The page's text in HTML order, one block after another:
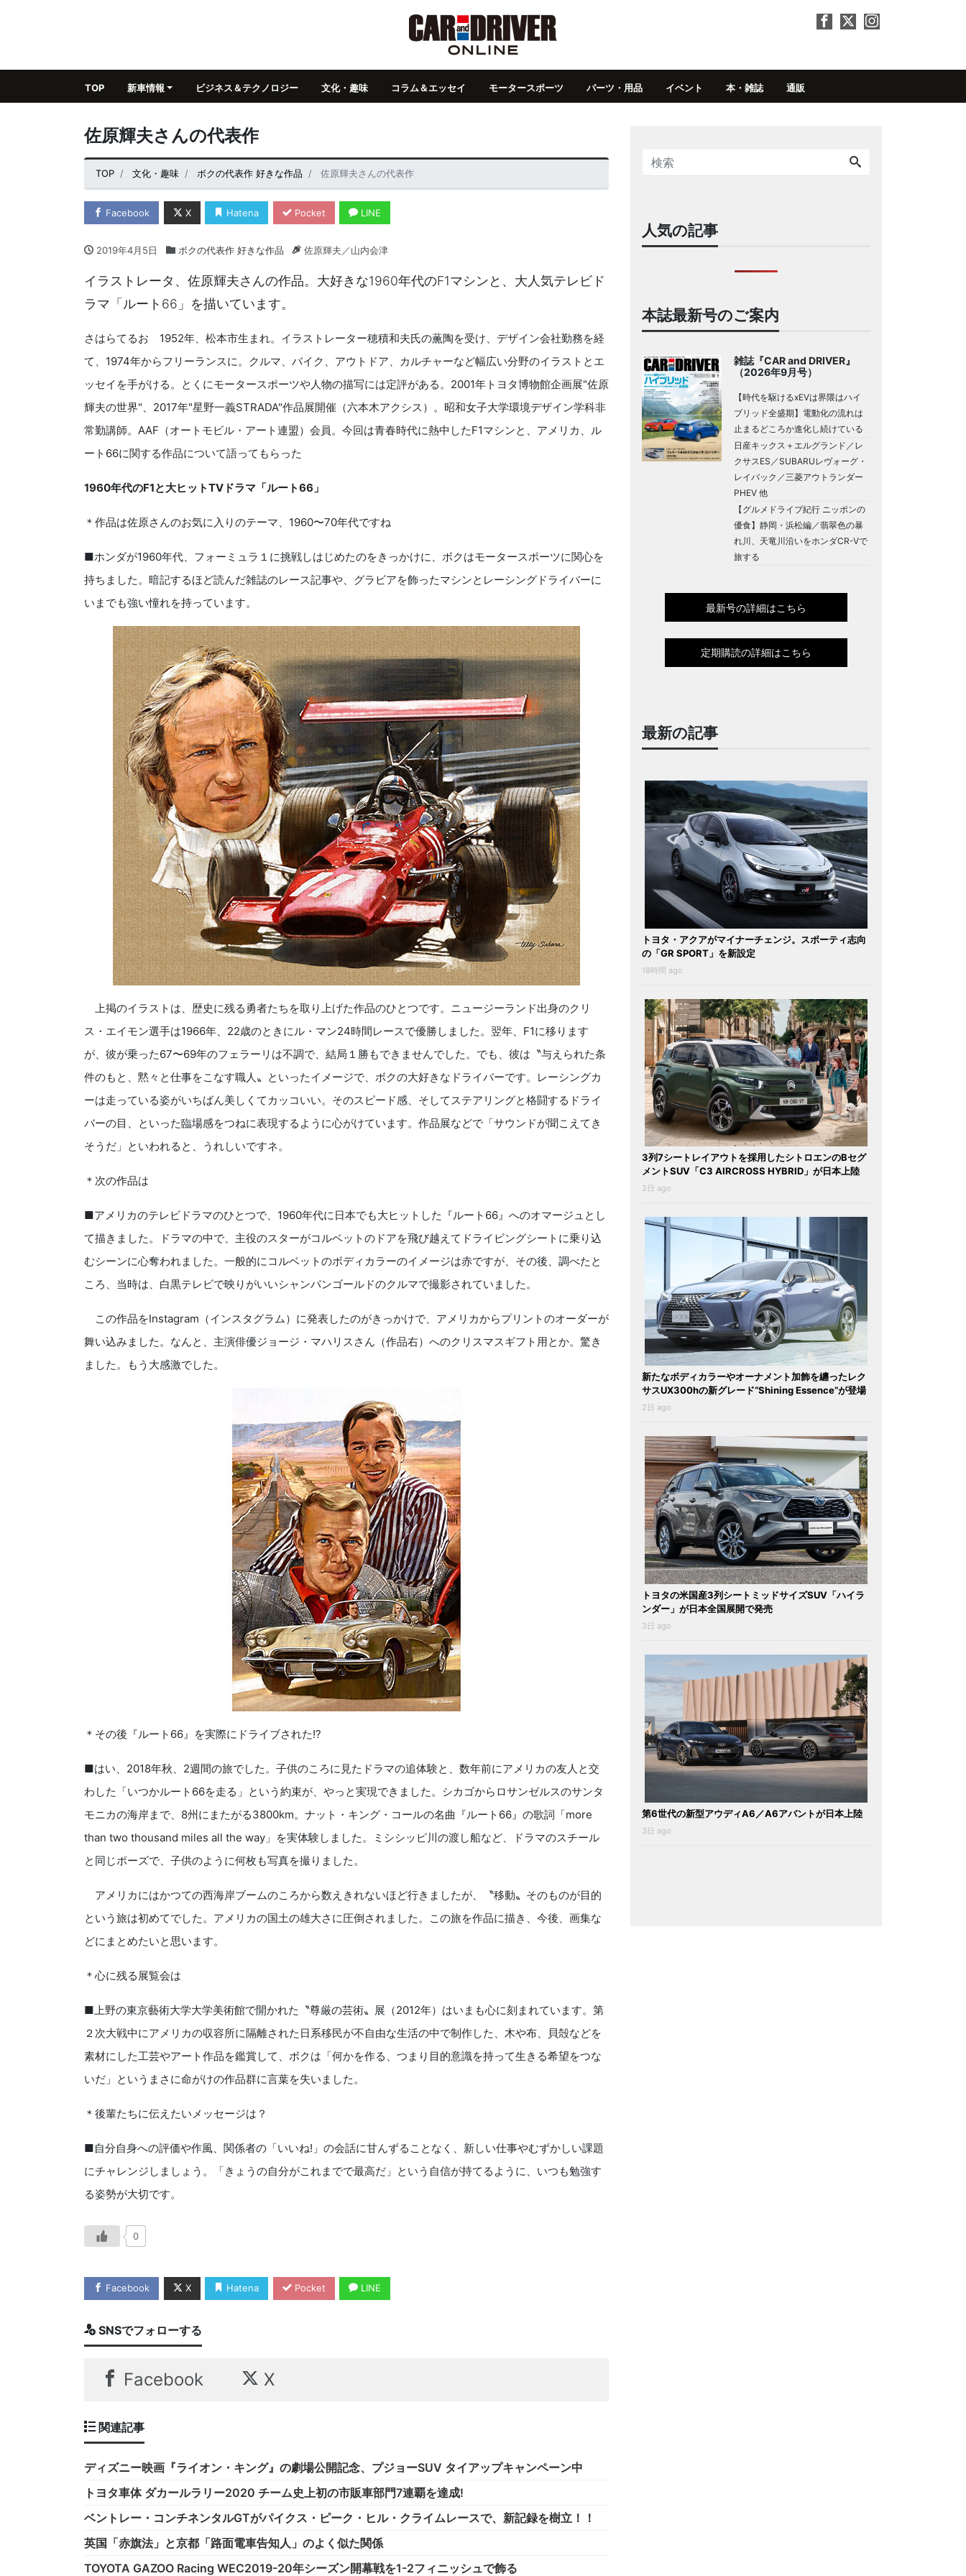
TOP 新車情報 ビジネス＆テクノロジー 文化・趣味 コラム＆エッセイ モータースポーツ パーツ・用品 イベント 本・雑誌 通販
佐原輝夫さんの代表作
TOP 文化・趣味 ボクの代表作 好きな作品 佐原輝夫さんの代表作
Facebook X Hatena Pocket LINE
2019年4月5日 ボクの代表作 好きな作品 佐原輝夫／山内会津
イラストレータ、佐原輝夫さんの作品。大好きな1960年代のF1マシンと、大人気テレビド
ラマ「ルート66」を描いています。
さはらてるお 1952年、松本市生まれ。イラストレーター穂積和夫氏の薫陶を受け、デザイン会社勤務を経
て、1974年からフリーランスに。クルマ、バイク、アウトドア、カルチャーなど幅広い分野のイラストとエ
ッセイを手がける。とくにモータースポーツや人物の描写には定評がある。2001年トヨタ博物館企画展"佐原
輝夫の世界"、2017年"星野一義STRADA"作品展開催（六本木アクシス）。昭和女子大学環境デザイン学科非
常勤講師。AAF（オートモビル・アート連盟）会員。今回は青春時代に熱中したF1マシンと、アメリカ、ル
ート66に関する作品について語ってもらった
1960年代のF1と大ヒットTVドラマ「ルート66」
＊ 作品は佐原さんのお気に入りのテーマ、1960〜70年代ですね
■ホンダが1960年代、フォーミュラ１に挑戦しはじめたのをきっかけに、ボクはモータースポーツに関心を
持ちました。暗記するほど読んだ雑誌のレース記事や、グラビアを飾ったマシンとレーシングドライバーに
いまでも強い憧れを持っています。
上掲のイラストは、歴史に残る勇者たちを取り上げた作品のひとつです。ニュージーランド出身のクリ
ス・エイモン選手は1966年、22歳のときにル・マン24時間レースで優勝しました。翌年、F1に移ります
が、彼が乗った67〜69年のフェラーリは不調で、結局１勝もできませんでした。でも、彼は〝与えられた条
件のもと、黙々と仕事をこなす職人〟といったイメージで、ボクの大好きなドライバーです。レーシングカ
ーは走っている姿がいちばん美しくてカッコいい。そのスピード感、そしてステアリングと格闘するドライ
バーの目、といった臨場感をつねに表現するように心がけています。作品展などで「サウンドが聞こえてき
そうだ」といわれると、うれしいですネ。
＊次の作品は
■アメリカのテレビドラマのひとつで、1960年代に日本でも大ヒットした『ルート66』へのオマージュとし
て描きました。ドラマの中で、主役のスターがコルベットのドアを飛び越えてドライビングシートに乗り込
むシーンに心奪われました。一般的にコルベットのボディカラーのイメージは赤ですが、その後、調べたと
ころ、当時は、白黒テレビで映りがいいシャンパンゴールドのクルマで撮影されていました。
この作品をInstagram （インスタグラム）に発表したのがきっかけで、アメリカからプリントのオーダーが
舞い込みました。なんと、主演俳優ジョージ・マハリスさん（作品右）へのクリスマスギフト用とか。驚き
ました。もう大感激でした。
＊ その後『ルート66』を実際にドライブされた!?
■はい、2018年秋、2週間の旅でした。子供のころに見たドラマの追体験と、数年前にアメリカの友人と交
わした「いつかルート66を走る」という約束が、やっと実現できました。シカゴからロサンゼルスのサンタ
モニカの海岸まで、8州にまたがる3800km。ナット・キング・コールの名曲『ルート66』の歌詞「more
than two thousand miles all the way 」を実体験しました。ミシシッピ川の渡し船など、ドラマのスチール
と同じポーズで、子供のように何枚も写真を撮りました。
アメリカにはかつての西海岸ブームのころから数えきれないほど行きましたが、〝移動〟そのものが目的
という旅は初めてでした。アメリカの国土の雄大さに圧倒されました。この旅を作品に描き、今後、画集な
どにまとめたいと思います。
＊ 心に残る展覧会は
■上野の東京藝術大学大学美術館で開かれた〝尊厳の芸術〟展（2012年）はいまも心に刻まれています。第
２次大戦中にアメリカの収容所に隔離された日系移民が不自由な生活の中で制作した、木や布、貝殻などを
素材にした工芸やアート作品を鑑賞して、ボクは「何かを作る、つまり目的意識を持って生きる希望をつな
いだ」というまさに命がけの作品群に言葉を失いました。
＊ 後輩たちに伝えたいメッセージは？
■自分自身への評価や作風、関係者の「いいね!」の会話に甘んずることなく、新しい仕事やむずかしい課題
にチャレンジしましょう。「きょうの自分がこれまでで最高だ」という自信が持てるように、いつも勉強す
る姿勢が大切です。
0
Facebook X Hatena Pocket LINE
SNSでフォローする
Facebook X
関連記事
ディズニー映画『ライオン・キング』の劇場公開記念、プジョーSUV タイアップキャンペーン中
トヨタ車体 ダカールラリー2020 チーム史上初の市販車部門7連覇を達成!
ベントレー・コンチネンタルGTがパイクス・ピーク・ヒル・クライムレースで、新記録を樹立！！
英国「赤旗法」と京都「路面電車告知人」のよく似た関係
TOYOTA GAZOO Racing WEC2019-20年シーズン開幕戦を1-2フィニッシュで飾る
人気の記事
本誌最新号のご案内
雑誌『CAR and DRIVER』
（2026年9月号）
【時代を駆けるxEVは界隈はハイ
ブリッド全盛期】電動化の流れは
止まるどころか進化し続けている
日産キックス＋エルグランド／レ
クサスES／SUBARUレヴォーグ・
レイバック／三菱アウトランダー
PHEV 他
【グルメドライブ紀行 ニッポンの
優食】静岡・浜松編／翡翠色の暴
れ川、天竜川沿いをホンダCR-Vで
旅する
最新号の詳細はこちら
定期購読の詳細はこちら
最新の記事
トヨタ・アクアがマイナーチェンジ。スポーティ志向
の「GR SPORT」を新設定
18時間 ago
3列7シートレイアウトを採用したシトロエンのBセグ
メントSUV「C3 AIRCROSS HYBRID」が日本上陸
2日 ago
新たなボディカラーやオーナメント加飾を纏ったレク
サスUX300hの新グレード“Shining Essence”が登場
2日 ago
トヨタの米国産3列シートミッドサイズSUV「ハイラ
ンダー」が日本全国展開で発売
3日 ago
第6世代の新型アウディA6／A6アバントが日本上陸
3日 ago